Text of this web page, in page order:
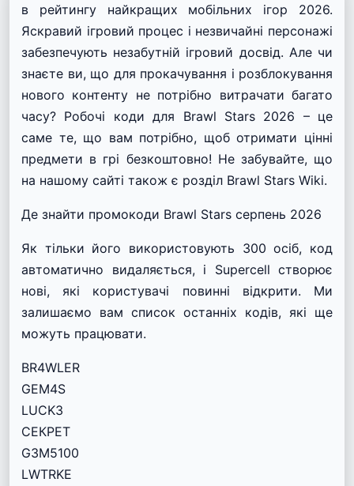
в рейтингу найкращих мобільних ігор 2026.
Яскравий ігровий процес і незвичайні персонажі
забезпечують незабутній ігровий досвід. Але чи
знаєте ви, що для прокачування і розблокування
нового контенту не потрібно витрачати багато
часу? Робочі коди для Brawl Stars 2026 – це
саме те, що вам потрібно, щоб отримати цінні
предмети в грі безкоштовно! Не забувайте, що
на нашому сайті також є розділ Brawl Stars Wiki.
Де знайти промокоди Brawl Stars серпень 2026
Як тільки його використовують 300 осіб, код
автоматично видаляється, і Supercell створює
нові, які користувачі повинні відкрити. Ми
залишаємо вам список останніх кодів, які ще
можуть працювати.
BR4WLER
GEM4S
LUCK3
СЕКРЕТ
G3M5100
LWTRKE